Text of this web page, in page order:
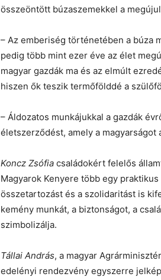
összeöntött búzaszemekkel a
– Az emberiség történetében a búza
pedig több mint ezer éve az élet
magyar gazdák ma és az elmúlt
hiszen ők teszik termőfölddé a
– Áldozatos munkájukkal a gazdák
életszerződést, amely a magyarságot
Koncz Zsófia családokért felelős
Magyarok Kenyere több egy
összetartozást és a szolidaritást is
kemény munkát, a biztonságot, a
szimbolizálja.
Tállai András, a magyar
edelényi rendezvény egyszerre